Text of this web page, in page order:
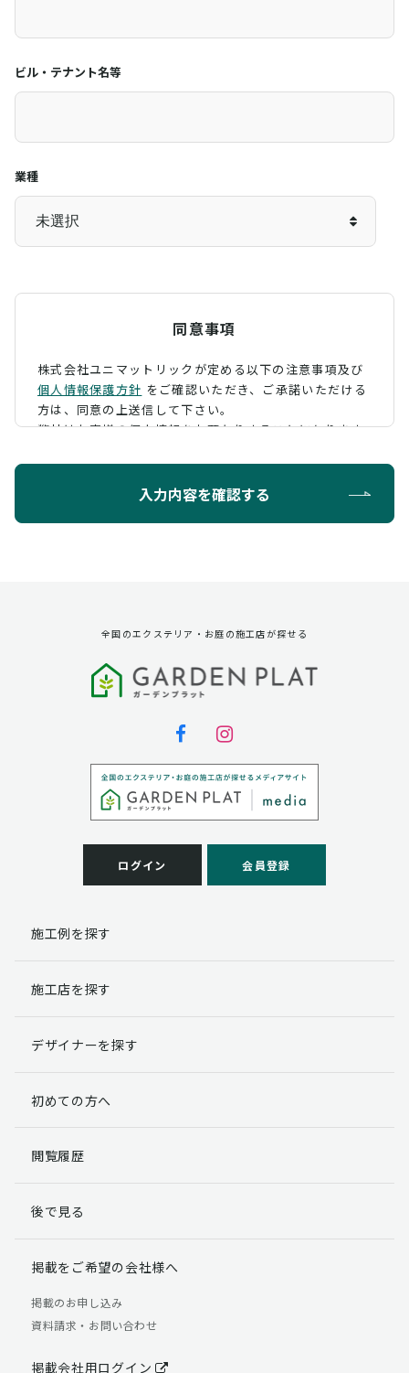
ビル・テナント名等
業種
同意事項
株式会社ユニマットリックが定める以下の注意事項及び
個人情報保護方針 をご確認いただき、 ご承諾いただける
方は、同意の上送信して下さい。
弊社はお客様の個人情報をお預かりすることになります
ように定め、保護に努めております。
第三者への提供
弊社は法律で定められている場合を除いて、お客様の個
個人情報の取扱い業務の委託
弊社は事業運営上、お客様により良いサービスを提供す
るために業務の一部を外部に委託しており、業務委託先
客様には、貴殿の個人情報の利用目的の通知、開示、訂
理・機密保持などによりお客様の個人情報の漏洩防止に
個人情報提出の任意性
す。
らかじめご了承ください。
個人情報の開示請求について
る権利があります。
「個人情報の取り扱いについて」
【お問合せ先】 個人情報問合せ窓口
TEL：03-5411-7891（平日9:00 ～ 18:00）
入力内容を確認する
全国のエクステリア・お庭の施工店が探せる
ログイン 会員登録
施工例を探す
施工店を探す
デザイナーを探す
初めての方へ
閲覧履歴
後で見る
掲載をご希望の会社様へ
掲載のお申し込み
資料請求・お問い合わせ
掲載会社用ログイン